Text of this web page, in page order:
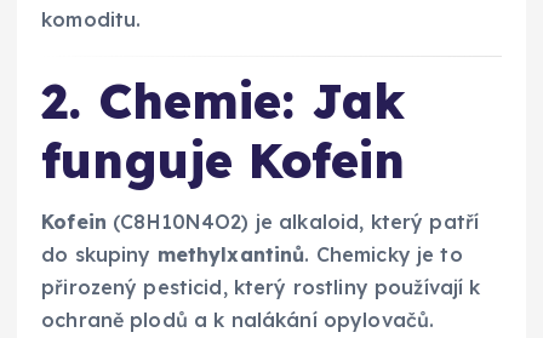
komoditu.
2. Chemie: Jak
funguje Kofein
Kofein (C8​H10​N4​O2​) je alkaloid, který patří
do skupiny methylxantinů. Chemicky je to
přirozený pesticid, který rostliny používají k
ochraně plodů a k nalákání opylovačů.